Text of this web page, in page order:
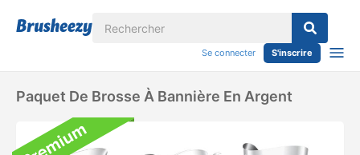
Se connecter S'inscrire
Paquet De Brosse À Bannière En Argent